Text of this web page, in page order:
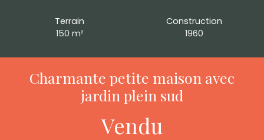
Terrain
150 m²
Construction
1960
Charmante petite maison avec
jardin plein sud
Vendu